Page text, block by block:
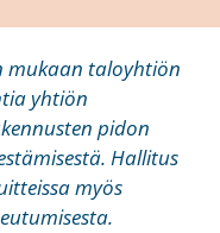
mukaan taloyhtiön
yhtiön
pidon
Hallitus
myös